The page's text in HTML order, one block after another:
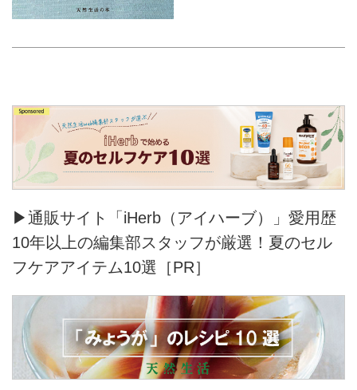
▶通販サイト「iHerb（アイハーブ）」愛用歴
10年以上の編集部スタッフが厳選！夏のセル
フケアアイテム10選［PR］